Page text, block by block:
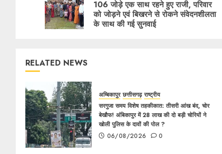
106 जोड़े एक साथ रहने हुए राजी, परिवार
को जोड़ने एवं बिखरने से रोकने संवेदनशीलता
के साथ की गई सुनवाई
RELATED NEWS
अम्बिकापुर छत्तीसगढ़ राष्ट्रीय
सरगुजा समय विशेष तहकीकात: तीसरी आंख बंद, चोर
बेखौफ! अंबिकापुर में 28 लाख की दो बड़ी चोरियों ने
खोली पुलिस के दावों की पोल ?
06/08/2026
0